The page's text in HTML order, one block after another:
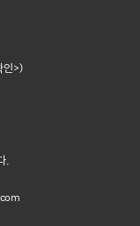
인>)
.